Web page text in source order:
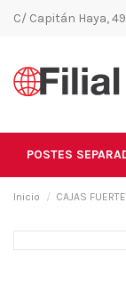
C/ Capitán Haya,
POSTES
Inicio CAJAS